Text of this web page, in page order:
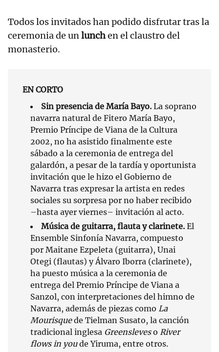
Todos los invitados han podido disfrutar tras la
ceremonia de unlunchen el claustro del
monasterio.
EN CORTO
Sin presencia de María Bayo. La soprano
navarra natural de Fitero María Bayo,
Premio Príncipe de Viana de la Cultura
2002, no ha asistido finalmente este
sábado a la ceremonia de entrega del
galardón, a pesar de la tardía y oportunista
invitación que le hizo el Gobierno de
Navarra tras expresar la artista en redes
sociales su sorpresa por no haber recibido
–hasta ayer viernes– invitación al acto.
Música de guitarra, flauta y clarinete. El
Ensemble Sinfonía Navarra, compuesto
por Maitane Ezpeleta (guitarra), Unai
Otegi (flautas) y Álvaro Iborra (clarinete),
ha puesto música a la ceremonia de
entrega del Premio Príncipe de Viana a
Sanzol, con interpretaciones del himno de
Navarra, además de piezas como La
Mourisquede Tielman Susato, la canción
tradicional inglesa Greensleveso River
flows in youde Yiruma, entre otros.